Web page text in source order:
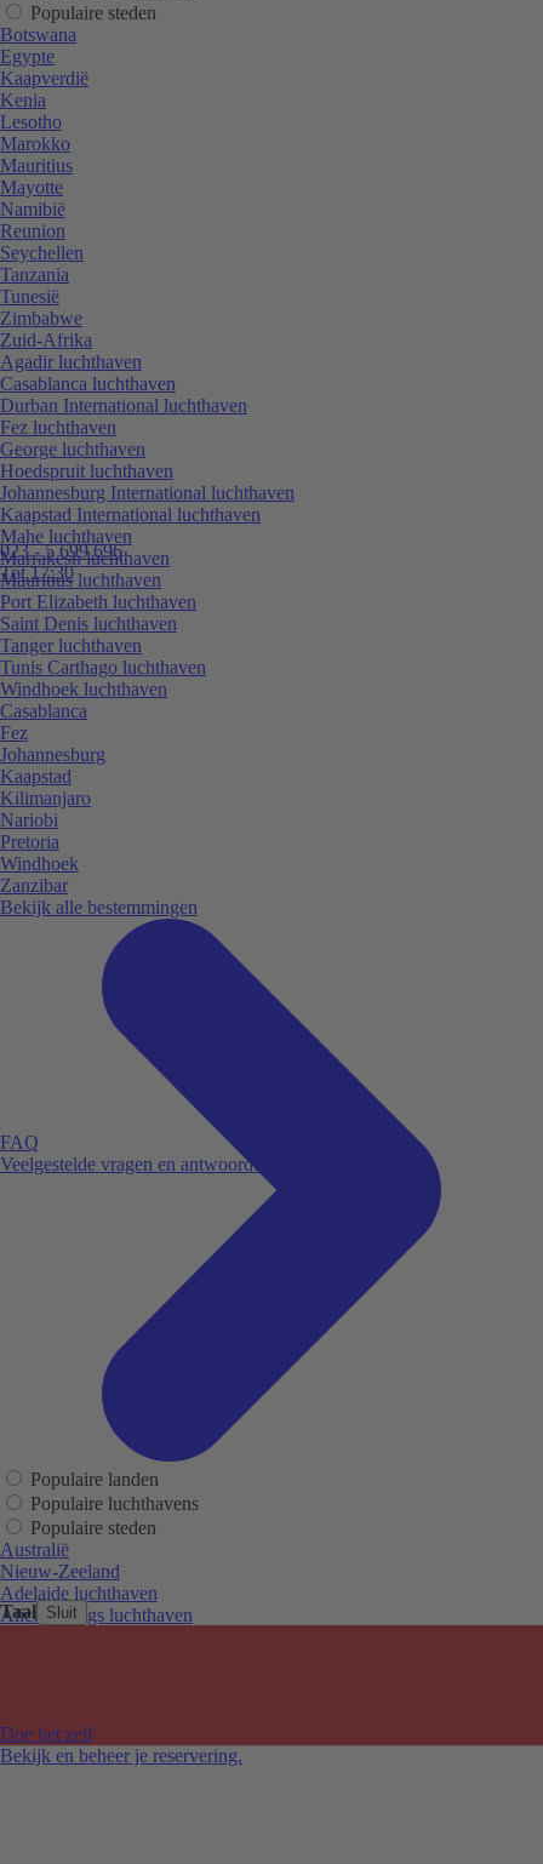
Taal Sluit
023 - 5 699 696
Tot 17:30
FAQ
Veelgestelde vragen en antwoorden.
Doe het zelf
Bekijk en beheer je reservering.
Populaire steden
Botswana
Egypte
Kaapverdië
Kenia
Lesotho
Marokko
Mauritius
Mayotte
Namibië
Reunion
Seychellen
Tanzania
Tunesië
Zimbabwe
Zuid-Afrika
Agadir luchthaven
Casablanca luchthaven
Durban International luchthaven
Fez luchthaven
George luchthaven
Hoedspruit luchthaven
Johannesburg International luchthaven
Kaapstad International luchthaven
Mahe luchthaven
Marrakesh luchthaven
Mauritius luchthaven
Port Elizabeth luchthaven
Saint Denis luchthaven
Tanger luchthaven
Tunis Carthago luchthaven
Windhoek luchthaven
Casablanca
Fez
Johannesburg
Kaapstad
Kilimanjaro
Nariobi
Pretoria
Windhoek
Zanzibar
Bekijk alle bestemmingen
Populaire landen
Populaire luchthavens
Populaire steden
Australië
Nieuw-Zeeland
Adelaide luchthaven
Alice Springs luchthaven
Melbourne Tullamarine luchthaven
Perth luchthaven
Sydney luchthaven